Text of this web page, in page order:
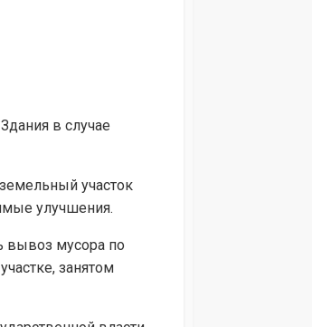
в случае
участок
улучшения.
вывоз мусора по
занятом